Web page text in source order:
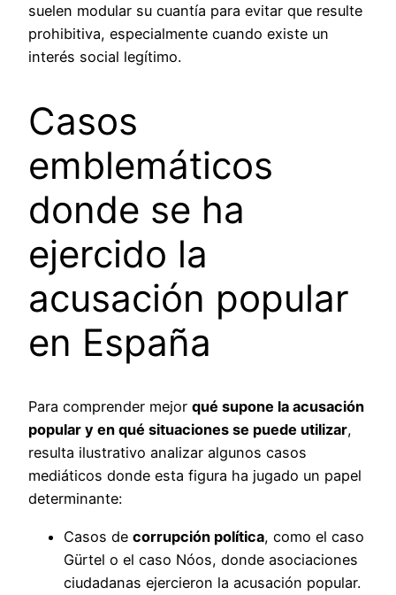
suelen modular su cuantía para evitar que resulte
prohibitiva, especialmente cuando existe un
interés social legítimo.
Casos
emblemáticos
donde se ha
ejercido la
acusación popular
en España
Para comprender mejor qué supone la acusación
popular y en qué situaciones se puede utilizar,
resulta ilustrativo analizar algunos casos
mediáticos donde esta figura ha jugado un papel
determinante:
Casos de corrupción política, como el caso
Gürtel o el caso Nóos, donde asociaciones
ciudadanas ejercieron la acusación popular.